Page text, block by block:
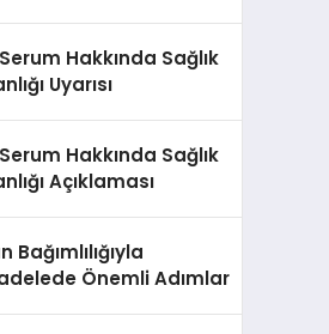
Hakkında Sağlık
Uyarısı
Hakkında Sağlık
Açıklaması
Bağımlılığıyla
Önemli Adımlar